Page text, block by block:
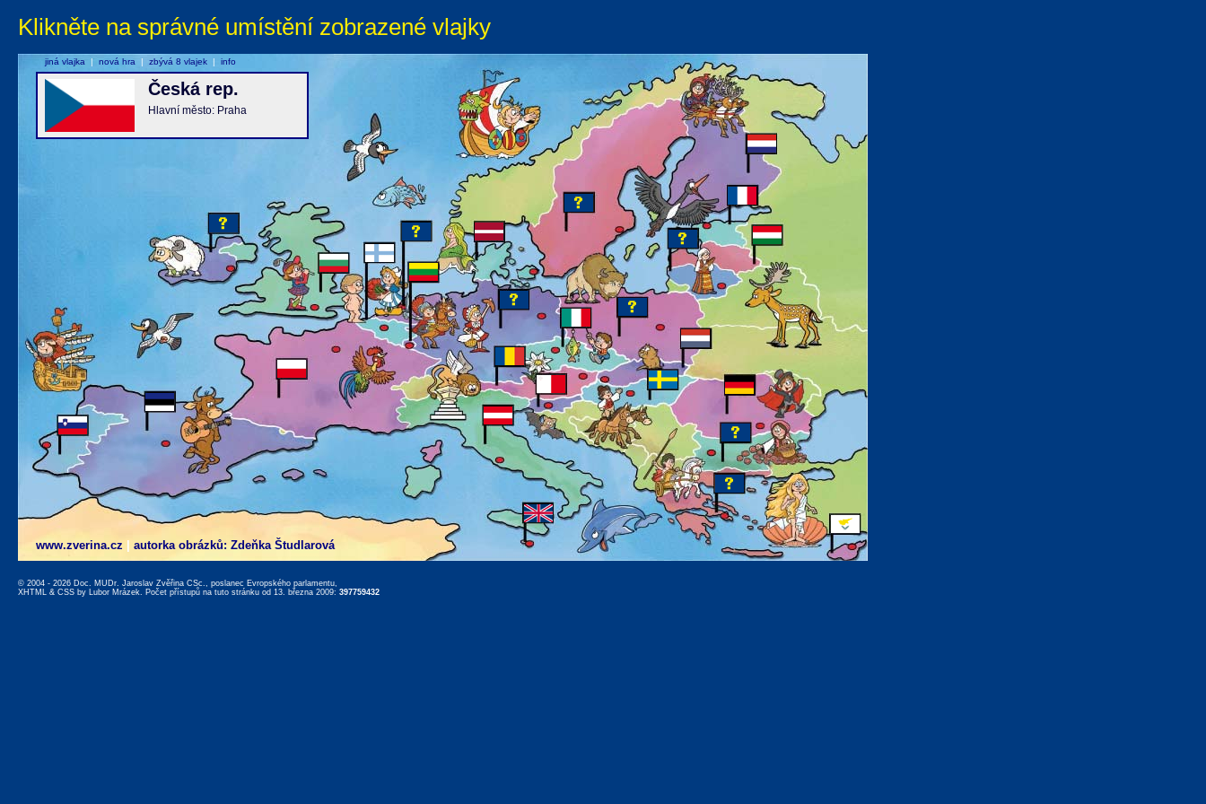
Klikněte na správné umístění zobrazené vlajky
www.zverina.cz autorka obrázků: Zdeňka Študlarová
Česká rep.
Hlavní město: Praha
jiná vlajka | nová hra | zbývá 8 vlajek | info
© 2004 - 2026 Doc. MUDr. Jaroslav Zvěřina CSc., poslanec Evropského parlamentu,
XHTML & CSS by Lubor Mrázek. Počet přístupů na tuto stránku od 13. března 2009: 397759432